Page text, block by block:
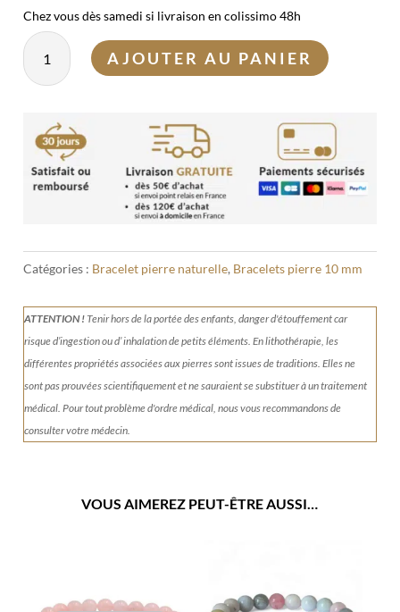
Chez vous dès samedi si livraison en colissimo 48h
quantité
Bracelet
fraise
10
mm
AJOUTER AU PANIER
Catégories : Bracelet pierre naturelle, Bracelets pierre 10 mm
ATTENTION !Tenirhors de la portée des enfants, danger d'étouffement car
risque d’ingestion ou d’ inhalation de petits éléments.En lithothérapie, les
différentes propriétés associées aux pierres sont issues de traditions. Elles ne
sont pas prouvées scientifiquement et ne sauraient se substituer à un traitement
médical. Pour tout problème d'ordre médical, nous vous recommandons de
consulter votre médecin.
VOUS AIMEREZ PEUT-ÊTRE AUSSI…